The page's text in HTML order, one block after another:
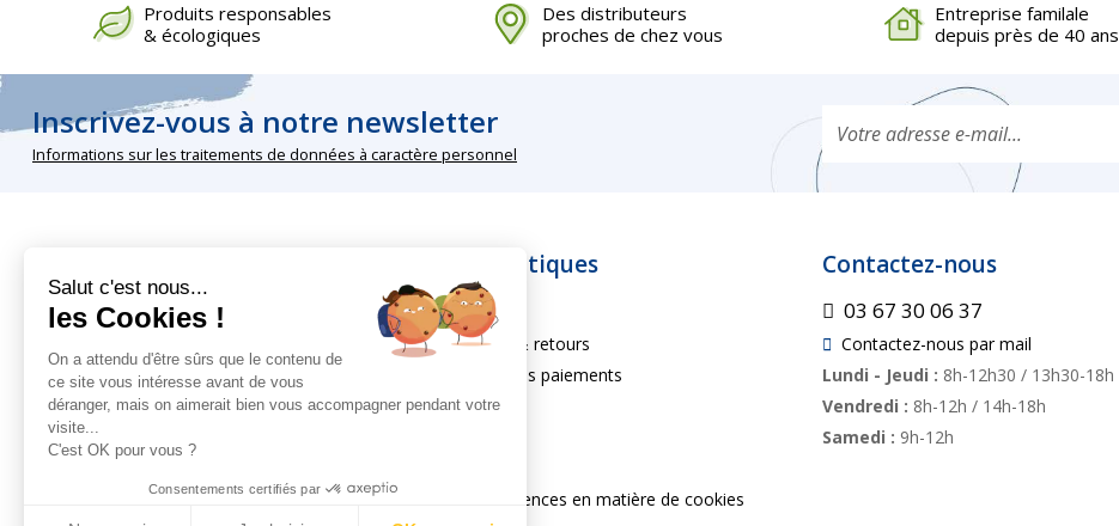
Produits responsables
& écologiques
Des distributeurs
proches de chez vous
Entreprise familale
depuis près de 40 ans
Inscrivez-vous à notre newsletter
Informations sur les traitements de données à caractère personnel
Peintures écologiques
Produits d'entretien écologique
Colles et produits spécifiques
Outils et accessoires
Infos pratiques
À propos
Livraison & retours
Sécurité des paiements
FAQ
Vos préférences en matière de cookies
Contactez-nous
03 67 30 06 37
Contactez-nous par mail
Lundi - Jeudi : 8h-12h30 / 13h30-18h
Vendredi : 8h-12h / 14h-18h
Samedi : 9h-12h
Salut c'est nous...
les Cookies !
On a attendu d'être sûrs que le contenu de
ce site vous intéresse avant de vous
déranger, mais on aimerait bien vous accompagner pendant votre
visite...
C'est OK pour vous ?
Consentements certifiés par